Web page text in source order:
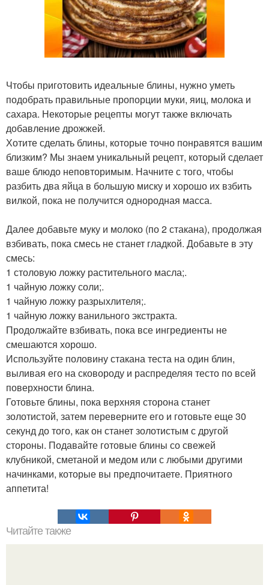
Чтобы приготовить идеальные блины, нужно уметь
подобрать правильные пропорции муки, яиц, молока и
сахара. Некоторые рецепты могут также включать
добавление дрожжей.
Хотите сделать блины, которые точно понравятся вашим
близким? Мы знаем уникальный рецепт, который сделает
ваше блюдо неповторимым. Начните с того, чтобы
разбить два яйца в большую миску и хорошо их взбить
вилкой, пока не получится однородная масса.
Далее добавьте муку и молоко (по 2 стакана), продолжая
взбивать, пока смесь не станет гладкой. Добавьте в эту
смесь:
1 столовую ложку растительного масла;.
1 чайную ложку соли;.
1 чайную ложку разрыхлителя;.
1 чайную ложку ванильного экстракта.
Продолжайте взбивать, пока все ингредиенты не
смешаются хорошо.
Используйте половину стакана теста на один блин,
выливая его на сковороду и распределяя тесто по всей
поверхности блина.
Готовьте блины, пока верхняя сторона станет
золотистой, затем переверните его и готовьте еще 30
секунд до того, как он станет золотистым с другой
стороны. Подавайте готовые блины со свежей
клубникой, сметаной и медом или с любыми другими
начинками, которые вы предпочитаете. Приятного
аппетита!
Читайте также